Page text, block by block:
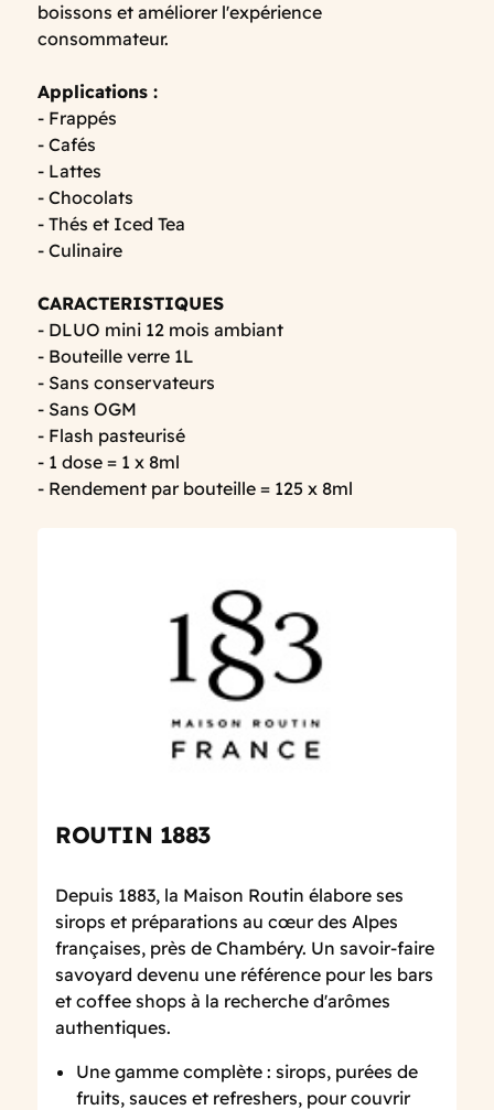
boissons et améliorer l'expérience
consommateur.
Applications :
- Frappés
- Cafés
- Lattes
- Chocolats
- Thés et Iced Tea
- Culinaire
CARACTERISTIQUES
- DLUO mini 12 mois ambiant
- Bouteille verre 1L
- Sans conservateurs
- Sans OGM
- Flash pasteurisé
- 1 dose = 1 x 8ml
- Rendement par bouteille = 125 x 8ml
ROUTIN 1883
Depuis 1883, la Maison Routin élabore ses
sirops et préparations au cœur des Alpes
françaises, près de Chambéry. Un savoir-faire
savoyard devenu une référence pour les bars
et coffee shops à la recherche d'arômes
authentiques.
Une gamme complète : sirops, purées de
fruits, sauces et refreshers, pour couvrir